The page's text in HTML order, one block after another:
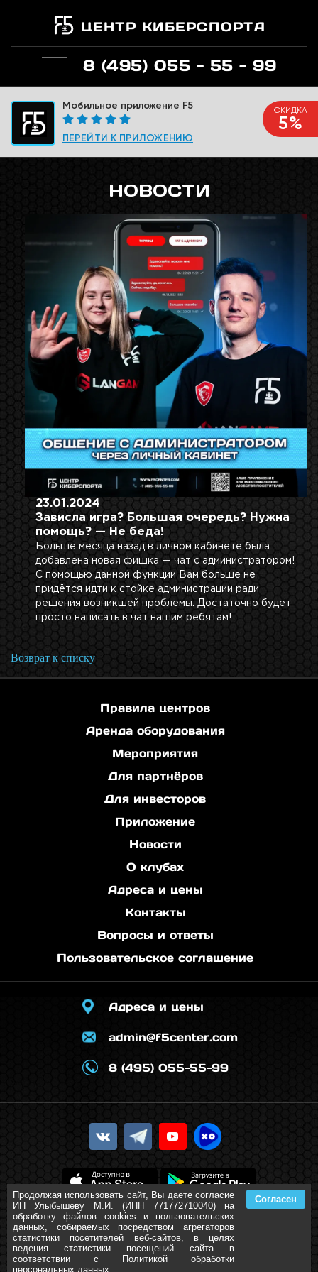
ЦЕНТР КИБЕРСПОРТА
8 (495) 055 - 55 - 99
Мобильное приложение F5
ПЕРЕЙТИ К ПРИЛОЖЕНИЮ
СКИДКА
5%
НОВОСТИ
23.01.2024
Зависла игра? Большая очередь? Нужна
помощь? — Не беда!
Больше месяца назад в личном кабинете была
добавлена новая фишка — чат с администратором!
С помощью данной функции Вам больше не
придётся идти к стойке администрации ради
решения возникшей проблемы. Достаточно будет
просто написать в чат нашим ребятам!
Возврат к списку
Правила центров
Аренда оборудования
Мероприятия
Для партнёров
Для инвесторов
Приложение
Новости
О клубах
Адреса и цены
Контакты
Вопросы и ответы
Пользовательское соглашение
Адреса и цены
admin@f5center.com
8 (495) 055-55-99
Политика обработки персональных данных
2015-2026F5center.com
Продолжая использовать сайт, Вы даете согласие
ИП Улыбышеву М.И. (ИНН 771772710040) на
обработку файлов cookies и пользовательских
данных, собираемых посредством агрегаторов
статистики посетителей веб-сайтов, в целях
ведения статистики посещений сайта в
соответствии с Политикой обработки
персональных данных.
Согласен